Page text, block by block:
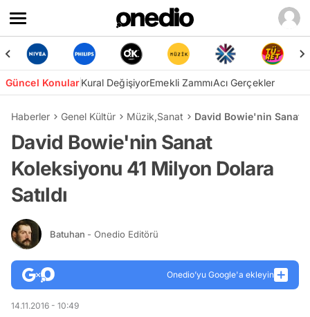
Güncel KonularKural DeğişiyorEmekli ZammıAcı Gerçekler
Haberler Genel Kültür Müzik,Sanat David Bowie'nin Sanat
David Bowie'nin Sanat
Koleksiyonu 41 Milyon Dolara
Satıldı
Batuhan - Onedio Editörü
Onedio’yu Google'a ekleyin
14.11.2016 - 10:49